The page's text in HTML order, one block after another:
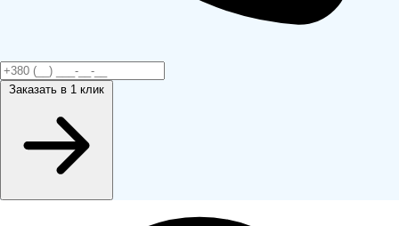
Заказать в 1 клик